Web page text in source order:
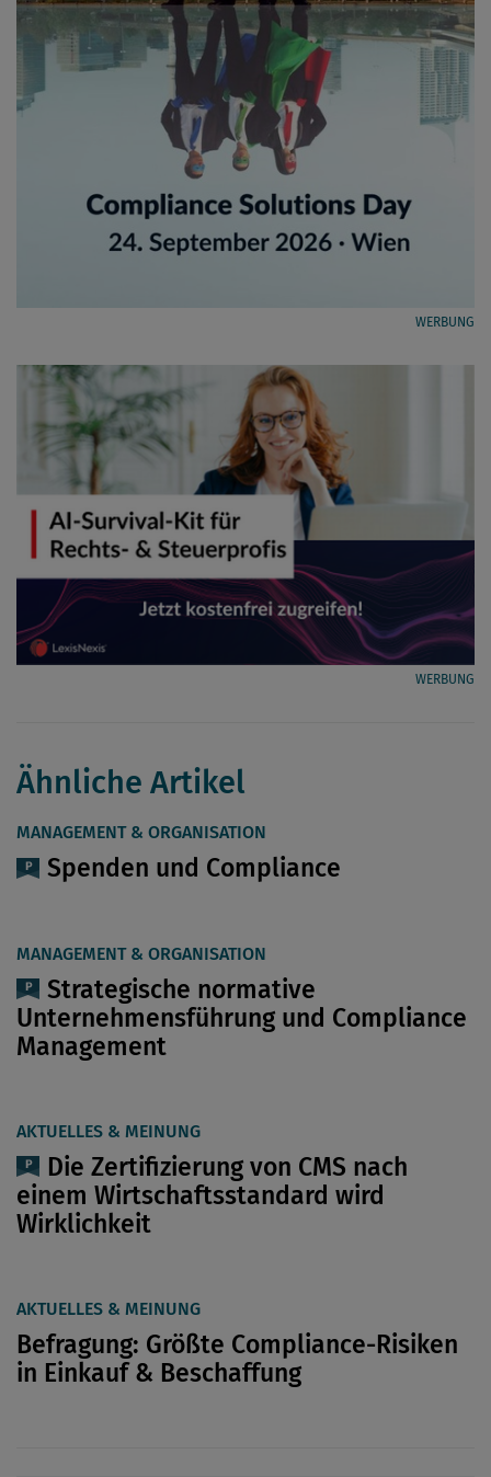
WERBUNG
WERBUNG
Ähnliche Artikel
MANAGEMENT & ORGANISATION
Spenden und Compliance
MANAGEMENT & ORGANISATION
Strategische normative
Unternehmensführung und Compliance
Management
AKTUELLES & MEINUNG
Die Zertifizierung von CMS nach
einem Wirtschaftsstandard wird
Wirklichkeit
AKTUELLES & MEINUNG
Befragung: Größte Compliance-Risiken
in Einkauf & Beschaffung